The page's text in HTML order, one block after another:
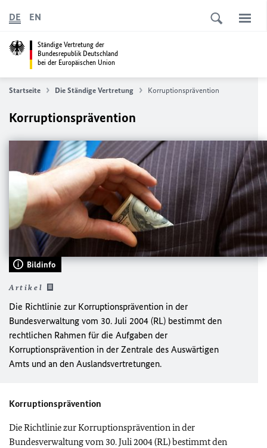
Ständige Vertretung der
Bundesrepublik Deutschland
bei der Europäischen Union
DE EN
Startseite Die Ständige Vertretung Korruptionsprävention
Korruptionsprävention
Bildinfo
Artikel
Die Richtlinie zur Korruptionsprävention in der
Bundesverwaltung vom 30. Juli 2004 (RL) bestimmt den
rechtlichen Rahmen für die Aufgaben der
Korruptionsprävention in der Zentrale des Auswärtigen
Amts und an den Auslandsvertretungen.
Korruptionsprävention
Die Richtlinie zur Korruptionsprävention in der
Bundesverwaltung vom 30. Juli 2004 (RL) bestimmt den